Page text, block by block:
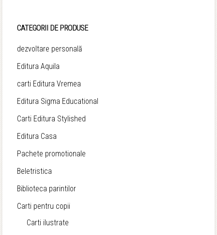
fost:
54,50 lei.
CATEGORII DE PRODUSE
dezvoltare personală
Editura Aquila
carti Editura Vremea
Editura Sigma Educational
Carti Editura Stylished
Editura Casa
Pachete promotionale
Beletristica
Biblioteca parintilor
Carti pentru copii
Carti ilustrate